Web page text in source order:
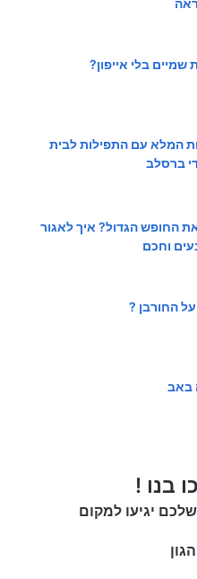
בלי אייפון?
המלא עם התפילות לבית
ברסלב
החופש הגדול? איך לאגור
וחכם
החורבן ?
באב
בנו !
יגיעו למקום